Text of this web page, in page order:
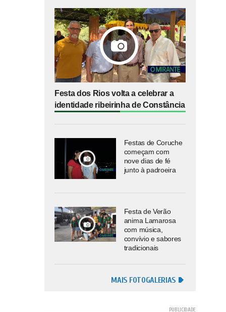
Festa dos Rios volta a celebrar a
identidade ribeirinha de Constância
Festas de Coruche
começam com
nove dias de fé
junto à padroeira
Festa de Verão
anima Lamarosa
com música,
convívio e sabores
tradicionais
MAIS FOTOGALERIAS